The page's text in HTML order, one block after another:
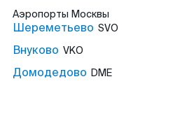
Аэропорты Москвы
Шереметьево SVO
Внуково VKO
Домодедово DME